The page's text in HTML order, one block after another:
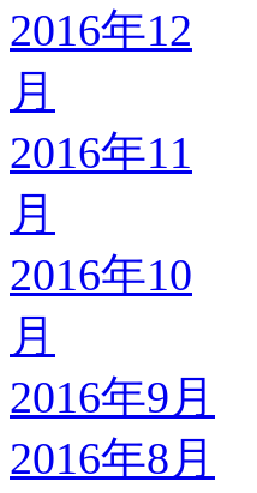
2016年12
月
2016年11
月
2016年10
月
2016年9月
2016年8月